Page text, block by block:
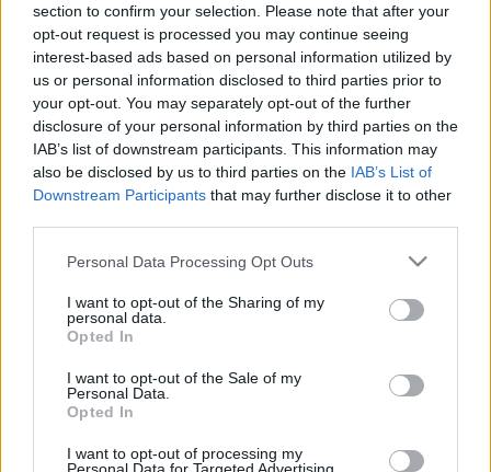
section to confirm your selection. Please note that after your
opt-out request is processed you may continue seeing
interest-based ads based on personal information utilized by
us or personal information disclosed to third parties prior to
your opt-out. You may separately opt-out of the further
disclosure of your personal information by third parties on the
IAB’s list of downstream participants. This information may
also be disclosed by us to third parties on the IAB’s List of
Downstream Participants that may further disclose it to other
Please note that this website/app uses one or more Google
not limited to your visit or usage behaviour. You may click to
grant or deny consent to Google and its third-party tags to
use your data for below specified purposes in below Google
consent section.
Personal Data Processing Opt Outs
I want to opt-out of the Sharing of my
personal data.
Opted In
I want to opt-out of the Sale of my
Personal Data.
Opted In
I want to opt-out of processing my
szeptembertől pedig a One is emeli a havidíjakat.
NEM VAGYUNK “HAVERI KIVITELEZŐK “-K!
2026. június. 12. 18:12
Közleményben reagáltak Magyar Péter kijelentésére a hónapok
óta a pénzükre váró honlapfejlesztők, akik részt vettek a
„Minden vállalkozásnak legyen saját honlapja” Programba.
MÁRCIUSBAN TOVÁBB CSÖKKENT A GYŐR+
ONLINE OLVASOTTSÁGA
2026. május. 06. 13:53
városi médiát.
KAMUPROFIL MÖGÉ BÚJVA MAGÁT NŐNEK
KIADVA OSZTOTT MEG INTIM FOTÓKAT EGY
NŐRŐL EGY SZOMBATHELYI FÉRFI
2026. március. 10. 10:45
Nem volt jó ötlet.
REKORD ADATFORGALOM AZ ÜNNEPEK ALATT
A MAGYAR MOBILHÁLÓZATOKON